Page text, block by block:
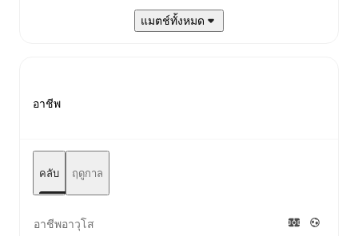
แมตช์ทั้งหมด
อาชีพ
คลับ ฤดูกาล
อาชีพอาวุโส